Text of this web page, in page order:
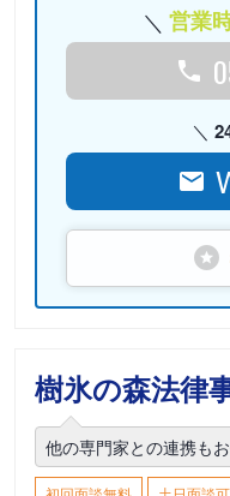
営業
樹氷の森法律
他の専門家との連携も